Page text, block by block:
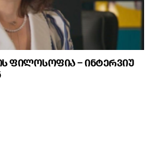
ფილოსოფია – ინტერვიუ